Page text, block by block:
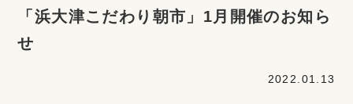
「浜大津こだわり朝市」1月開催のお知ら
せ
2022.01.13